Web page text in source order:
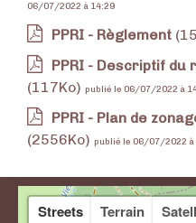
06/07/2022 à 14:29
PPRI - Règlement
PPRI - Descriptif du
(117Ko) publié le 06/07/2022 à
PPRI - Plan de
(2556Ko) publié le 06/07/2022 à
Streets Terrain